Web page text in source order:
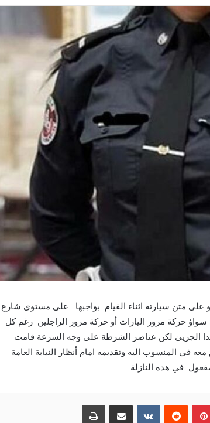
متن سيارته اثناء القيام بواجبها على مستوى شارع
حركة مرور اليارات أو حركة مرور الراجلين رغم كل
الجريئ لكن عناصر الشرطة على وجه السرعة قامت
في المنسوب اليه وتقديمه امام أنظار النيابة العامة
في هده النازلة
بينتيريست مشاركة عبر البريد طباعة